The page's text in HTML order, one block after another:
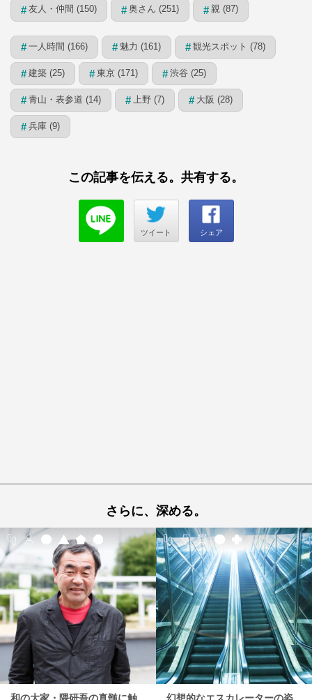
# 友人・仲間 (150) # 奥さん (251) # 親 (87)
# 一人時間 (166) # 魅力 (161) # 観光スポット (78)
# 建築 (25) # 東京 (171) # 渋谷 (25)
# 青山・表参道 (14) # 上野 (7) # 大阪 (28)
# 兵庫 (9)
この記事を伝える。共有する。
ツイート シェア
さらに、深める。
和の大家・隈研吾の真髄に触
幻想的なエスカレーターの姿